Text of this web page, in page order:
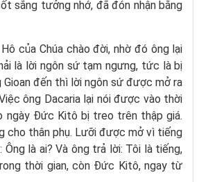
sắng tưởng nhớ, đã đón nhận bằng
của Chúa chào đời, nhờ đó ông lại
là lời ngôn sứ tạm ngưng, tức là bị
đến thì lời ngôn sứ được mở ra
ông Dacaria lại nói được vào thời
ngày Đức Kitô bị treo trên thập giá.
cho thân phụ. Lưỡi được mở vì tiếng
là ai? Và ông trả lời: Tôi là tiếng,
thời gian, còn Đức Kitô, ngay từ